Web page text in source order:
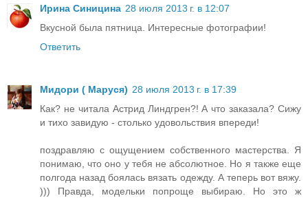
Ирина Синицина 28 июля 2013 г. в 12:07
Вкусной была пятница. Интересные фотографии!
Ответить
Мидори ( Маруся) 28 июля 2013 г. в 17:39
Как? не читала Астрид Линдгрен?! А что заказала? Сижу
и тихо завидую - столько удовольствия впереди!
поздравляю с ощущением собственного мастерства. Я
понимаю, что оно у тебя не абсолютное. Но я также еще
полгода назад боялась вязать одежду. А теперь вот вяжу.
))) Правда, модельки попроще выбираю. Но это ж